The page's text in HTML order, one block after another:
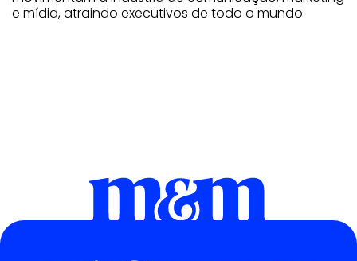
e mídia, atraindo executivos de todo o mundo.